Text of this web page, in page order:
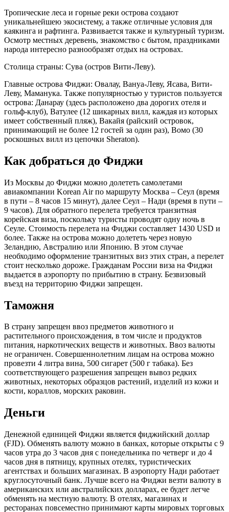
Тропические леса и горные реки острова создают
уникальнейшею экосистему, а также отличные условия для
каякинга и рафтинга. Развивается также и культурный туризм.
Осмотр местных деревень, знакомство с бытом, праздниками
народа интересно разнообразят отдых на островах.
Столица страны: Сува (остров Вити-Леву).
Главные острова Фиджи: Овалау, Вануа-Леву, Ясава, Вити-
Леву, Маманука. Также популярностью у туристов пользуется
острова: Данарау (здесь расположено два дорогих отеля и
гольф-клуб), Ватулее (12 шикарных вилл, каждая из которых
имеет собственный пляж), Вакайя (райский островок,
принимающий не более 12 гостей за один раз), Вомо (30
роскошных вилл из цепочки Sheraton).
Как добраться до Фиджи
Из Москвы до Фиджи можно долететь самолетами
авиакомпании Korean Air по маршруту Москва – Сеул (время
в пути – 8 часов 15 минут), далее Сеул – Нади (время в пути –
9 часов). Для обратного перелета требуется транзитная
корейская виза, поскольку туристы проводят одну ночь в
Сеуле. Стоимость перелета на Фиджи составляет 1430 USD и
более. Также на острова можно долететь через новую
Зеландию, Австралию или Японию. В этом случае
необходимо оформление транзитных виз этих стран, а перелет
стоит несколько дороже. Гражданам России виза на Фиджи
выдается в аэропорту по прибытию в страну. Безвизовый
въезд на территорию Фиджи запрещен.
Таможня
В страну запрещен ввоз предметов животного и
растительного происхождения, в том числе и продуктов
питания, наркотических веществ и животных. Ввоз валюты
не ограничен. Совершеннолетним лицам на острова можно
провезти 4 литра вина, 500 сигарет (500 г табака). Без
соответствующего разрешения запрещен вывоз редких
животных, некоторых образцов растений, изделий из кожи и
кости, кораллов, морских раковин.
Деньги
Денежной единицей Фиджи является фиджийский доллар
(FJD). Обменять валюту можно в банках, которые открыты с 9
часов утра до 3 часов дня с понедельника по четверг и до 4
часов дня в пятницу, крупных отелях, туристических
агентствах и больших магазинах. В аэропорту Нади работает
круглосуточный банк. Лучше всего на Фиджи везти валюту в
американских или австралийских долларах, ее будет легче
обменять на местную валюту. В отелях, магазинах и
ресторанах повсеместно принимают карты мировых торговых